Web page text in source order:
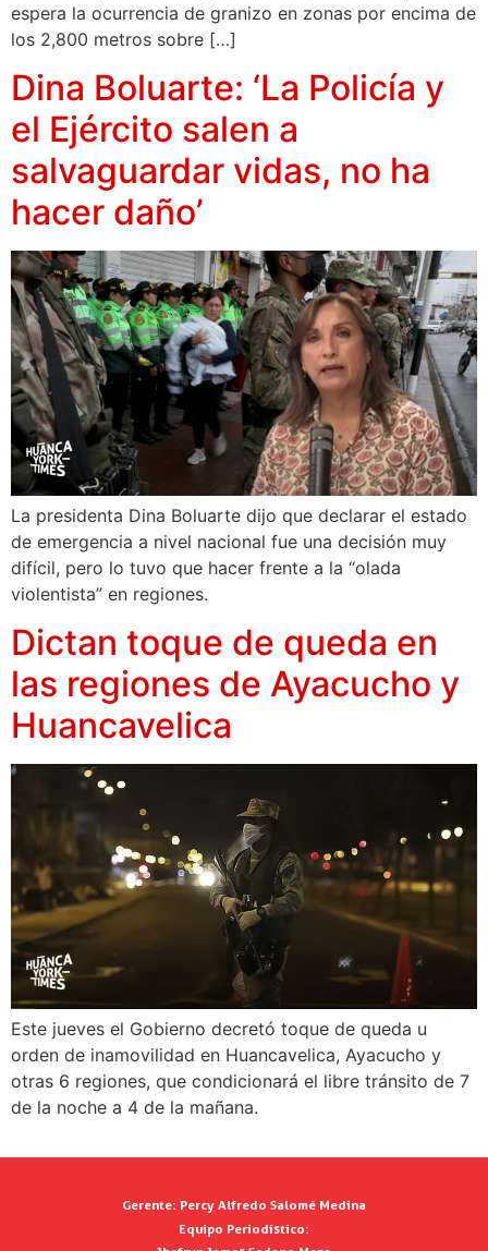
espera la ocurrencia de granizo en zonas por encima de
los 2,800 metros sobre […]
Dina Boluarte: ‘La Policía y
el Ejército salen a
salvaguardar vidas, no ha
hacer daño’
La presidenta Dina Boluarte dijo que declarar el estado
de emergencia a nivel nacional fue una decisión muy
difícil, pero lo tuvo que hacer frente a la “olada
violentista” en regiones.
Dictan toque de queda en
las regiones de Ayacucho y
Huancavelica
Este jueves el Gobierno decretó toque de queda u
orden de inamovilidad en Huancavelica, Ayacucho y
otras 6 regiones, que condicionará el libre tránsito de 7
de la noche a 4 de la mañana.
Gerente: Percy Alfredo Salomé Medina
Equipo Periodístico: